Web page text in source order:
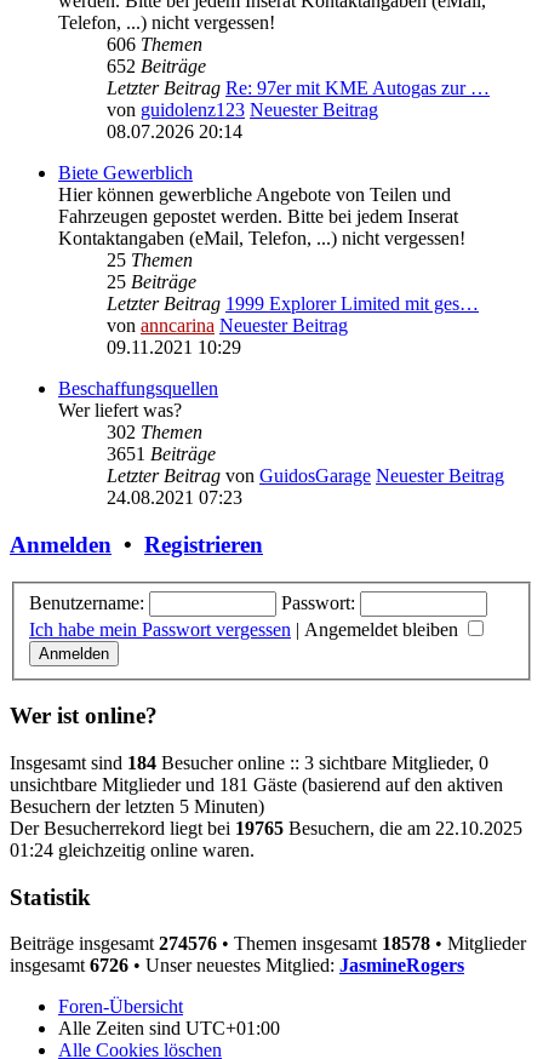
Telefon, ...) nicht vergessen!
606 Themen
652 Beiträge
Letzter Beitrag Re: 97er mit KME Autogas zur …
von guidolenz123 Neuester Beitrag
08.07.2026 20:14
Biete Gewerblich
Hier können gewerbliche Angebote von Teilen und
Fahrzeugen gepostet werden. Bitte bei jedem Inserat
Kontaktangaben (eMail, Telefon, ...) nicht vergessen!
25 Themen
25 Beiträge
Letzter Beitrag 1999 Explorer Limited mit ges…
von anncarina Neuester Beitrag
09.11.2021 10:29
Beschaffungsquellen
Wer liefert was?
302 Themen
3651 Beiträge
Letzter Beitrag von GuidosGarage Neuester Beitrag
24.08.2021 07:23
Anmelden • Registrieren
Benutzername:
Passwort:
Ich habe mein Passwort vergessen | Angemeldet bleiben
Wer ist online?
Insgesamt sind 184 Besucher online :: 3 sichtbare Mitglieder, 0
unsichtbare Mitglieder und 181 Gäste (basierend auf den aktiven
Besuchern der letzten 5 Minuten)
Der Besucherrekord liegt bei 19765 Besuchern, die am 22.10.2025
01:24 gleichzeitig online waren.
Statistik
Beiträge insgesamt 274576 • Themen insgesamt 18578 • Mitglieder
insgesamt 6726 • Unser neuestes Mitglied: JasmineRogers
Foren-Übersicht
Alle Zeiten sind UTC+01:00
Alle Cookies löschen